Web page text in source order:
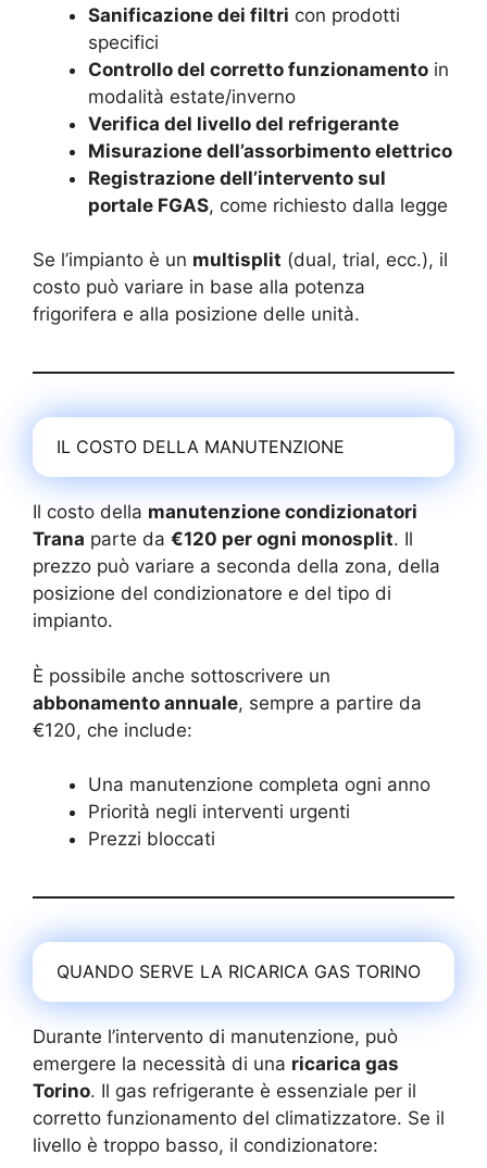
Sanificazione dei filtri con prodotti
specifici
Controllo del corretto funzionamento in
modalità estate/inverno
Verifica del livello del refrigerante
Misurazione dell’assorbimento elettrico
Registrazione dell’intervento sul
portale FGAS, come richiesto dalla legge
Se l’impianto è un multisplit (dual, trial, ecc.), il
costo può variare in base alla potenza
frigorifera e alla posizione delle unità.
IL COSTO DELLA MANUTENZIONE
Il costo della manutenzione condizionatori
Trana parte da €120 per ogni monosplit. Il
prezzo può variare a seconda della zona, della
posizione del condizionatore e del tipo di
impianto.
È possibile anche sottoscrivere un
abbonamento annuale, sempre a partire da
€120, che include:
Una manutenzione completa ogni anno
Priorità negli interventi urgenti
Prezzi bloccati
QUANDO SERVE LA RICARICA GAS TORINO
Durante l’intervento di manutenzione, può
emergere la necessità di una ricarica gas
Torino. Il gas refrigerante è essenziale per il
corretto funzionamento del climatizzatore. Se il
livello è troppo basso, il condizionatore: